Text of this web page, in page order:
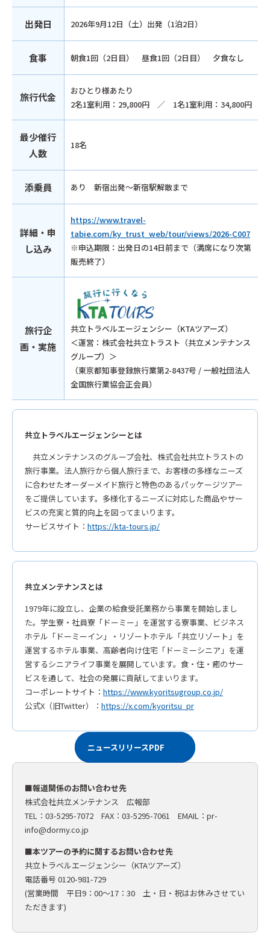
出発日 2026年9月12日（土）出発（1泊2日）
食事 朝食1回（2日目） 昼食1回（2日目） 夕食なし
旅行代金
おひとり様あたり
2名1室利用：29,800円 ／ 1名1室利用：34,800円
最少催行
人数
18名
添乗員 あり 新宿出発～新宿駅解散まで
詳細・申
し込み
https://www.travel-
tabie.com/ky_trust_web/tour/views/2026-C007
※申込期限：出発日の14日前まで（満席になり次第
販売終了）
旅行企
画・実施
共立トラベルエージェンシー（KTAツアーズ）
＜運営：株式会社共立トラスト（共立メンテナンス
グループ）＞
（東京都知事登録旅行業第2-8437号 / 一般社団法人
全国旅行業協会正会員）
共立トラベルエージェンシーとは
共立メンテナンスのグループ会社、株式会社共立トラストの
旅行事業。法人旅行から個人旅行まで、お客様の多様なニーズ
に合わせたオーダーメイド旅行と特色のあるパッケージツアー
をご提供しています。多様化するニーズに対応した商品やサー
ビスの充実と質的向上を図ってまいります。
サービスサイト： https://kta-tours.jp/
共立メンテナンスとは
1979年に設立し、企業の給食受託業務から事業を開始しまし
た。学生寮・社員寮「ドーミー」を運営する寮事業、ビジネス
ホテル「ドーミーイン」・リゾートホテル「共立リゾート」を
運営するホテル事業、高齢者向け住宅「ドーミーシニア」を運
営するシニアライフ事業を展開しています。食・住・癒のサー
ビスを通して、社会の発展に貢献してまいります。
コーポレートサイト： https://www.kyoritsugroup.co.jp/
公式X（旧Twitter）： https://x.com/kyoritsu_pr
ニュースリリースPDF
■報道関係のお問い合わせ先
株式会社共立メンテナンス 広報部
TEL：03-5295-7072 FAX：03-5295-7061 EMAIL： pr-
info@dormy.co.jp
■本ツアーの予約に関するお問い合わせ先
共立トラベルエージェンシー（KTAツアーズ）
電話番号 0120-981-729
(営業時間 平日9：00〜17：30 土・日・祝はお休みさせてい
ただきます)